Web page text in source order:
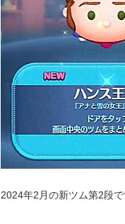
2024年2月の新ツム第2段